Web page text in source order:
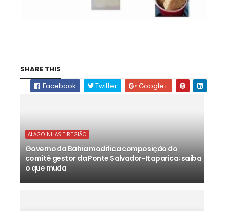
SHARE THIS
Facebook
Twitter Google+
ALAGOINHAS E REGIÃO
Governo da Bahia modifica composição do
comitê gestor da Ponte Salvador-Itaparica; saiba
o que muda